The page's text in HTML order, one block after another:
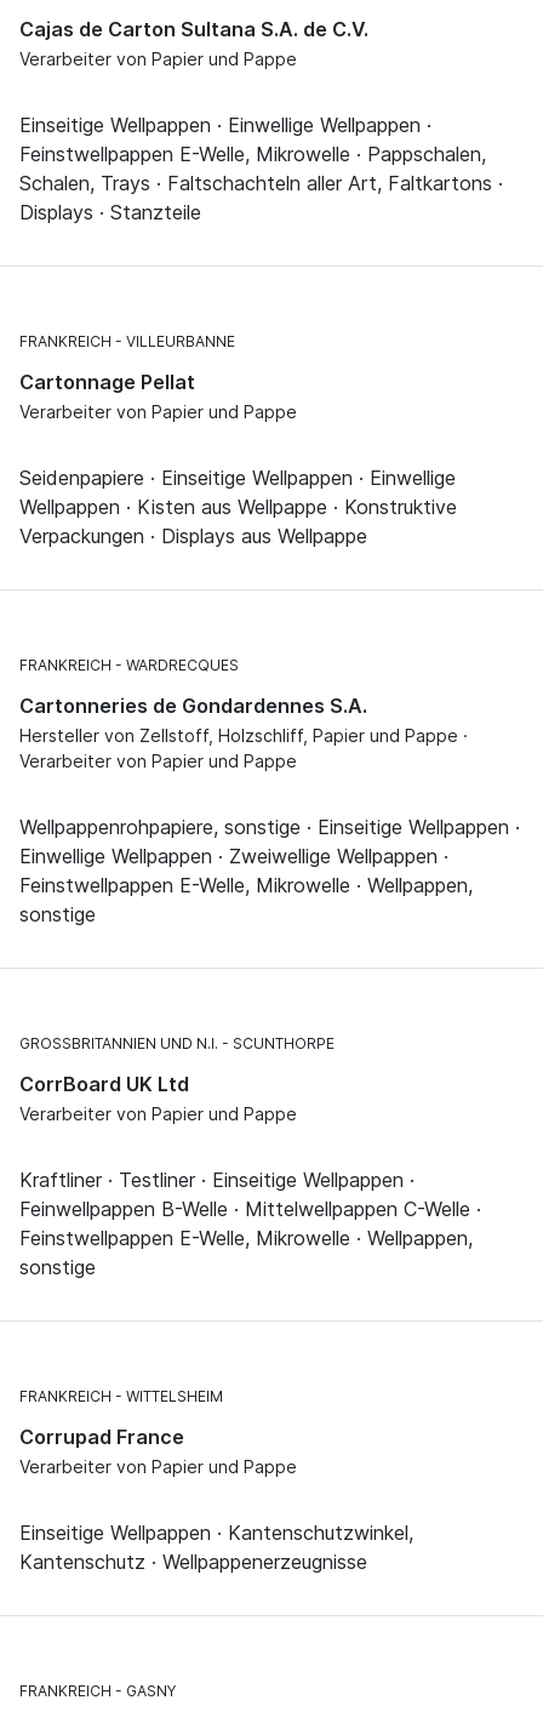
Cajas de Carton Sultana S.A. de C.V.
Verarbeiter von Papier und Pappe
Einseitige Wellpappen · Einwellige Wellpappen ·
Feinstwellpappen E-Welle, Mikrowelle · Pappschalen,
Schalen, Trays · Faltschachteln aller Art, Faltkartons ·
Displays · Stanzteile
FRANKREICH VILLEURBANNE
Cartonnage Pellat
Verarbeiter von Papier und Pappe
Seidenpapiere · Einseitige Wellpappen · Einwellige
Wellpappen · Kisten aus Wellpappe · Konstruktive
Verpackungen · Displays aus Wellpappe
FRANKREICH WARDRECQUES
Cartonneries de Gondardennes S.A.
Hersteller von Zellstoff, Holzschliff, Papier und Pappe ·
Verarbeiter von Papier und Pappe
Wellpappenrohpapiere, sonstige · Einseitige Wellpappen ·
Einwellige Wellpappen · Zweiwellige Wellpappen ·
Feinstwellpappen E-Welle, Mikrowelle · Wellpappen,
sonstige
GROSSBRITANNIEN UND N.I. SCUNTHORPE
CorrBoard UK Ltd
Verarbeiter von Papier und Pappe
Kraftliner · Testliner · Einseitige Wellpappen ·
Feinwellpappen B-Welle · Mittelwellpappen C-Welle ·
Feinstwellpappen E-Welle, Mikrowelle · Wellpappen,
sonstige
FRANKREICH WITTELSHEIM
Corrupad France
Verarbeiter von Papier und Pappe
Einseitige Wellpappen · Kantenschutzwinkel,
Kantenschutz · Wellpappenerzeugnisse
FRANKREICH GASNY